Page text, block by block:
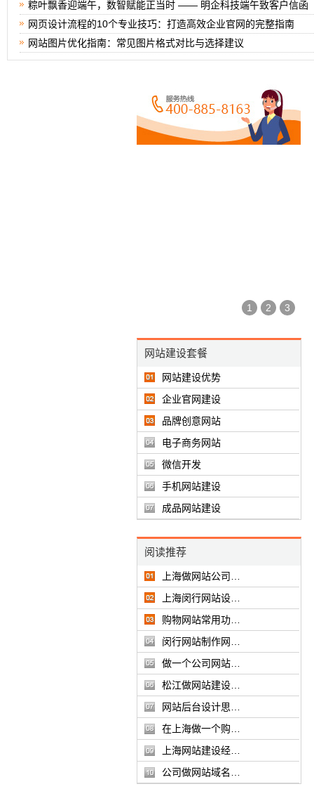
粽叶飘香迎端午，数智赋能正当时 —— 明企科技端午致客户信函
网页设计流程的10个专业技巧：打造高效企业官网的完整指南
网站图片优化指南：常见图片格式对比与选择建议
1 2 3
网站建设套餐
网站建设优势
企业官网建设
品牌创意网站
电子商务网站
微信开发
手机网站建设
成品网站建设
阅读推荐
上海做网站公司…
上海闵行网站设…
购物网站常用功…
闵行网站制作网…
做一个公司网站…
松江做网站建设…
网站后台设计思…
在上海做一个购…
上海网站建设经…
公司做网站域名…